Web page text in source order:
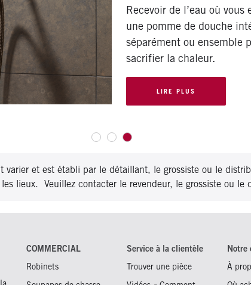
Recevoir de l’eau où
une pomme de douche
séparément ou ensemble
sacrifier la chaleur.
LIRE PLUS
varier et est établi par le détaillant, le grossiste ou le
lieux. Veuillez contacter le revendeur, le grossiste ou
COMMERCIAL
Robinets
Service à la clientèle
Trouver une pièce
Notre
À